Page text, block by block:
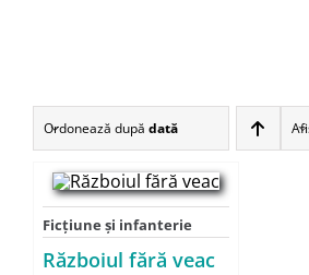
Ordonează după dată
Ficţiune şi infanterie
Războiul fără veac